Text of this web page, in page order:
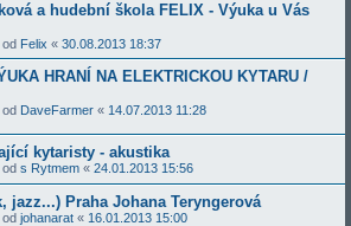
a hudební škola FELIX - Výuka u Vás
od Felix « 30.08.2013 18:37
HRANÍ NA ELEKTRICKOU KYTARU /
od DaveFarmer « 14.07.2013 11:28
kytaristy - akustika
od s Rytmem « 24.01.2013 15:56
jazz...) Praha Johana Teryngerová
od johanarat « 16.01.2013 15:00